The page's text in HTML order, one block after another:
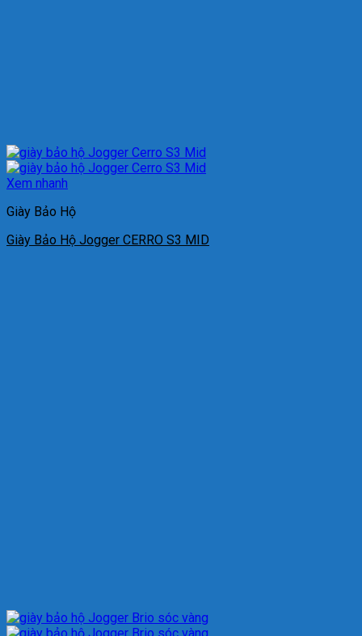
Xem nhanh
Giày Bảo Hộ
Giày Bảo Hộ Jogger CERRO S3 MID